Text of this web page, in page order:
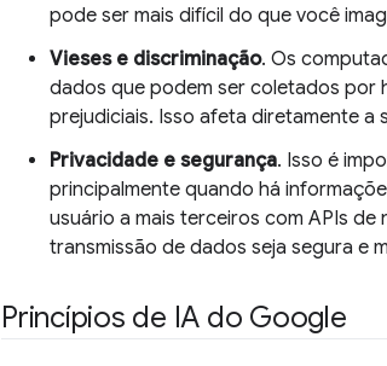
pode ser mais difícil do que você
Vieses e discriminação. Os
dados que podem ser coletados por
prejudiciais. Isso afeta diretamente a
Privacidade e segurança. Isso é
principalmente quando há
usuário a mais terceiros com APIs
transmissão de dados seja segura e
Princípios de IA do Google